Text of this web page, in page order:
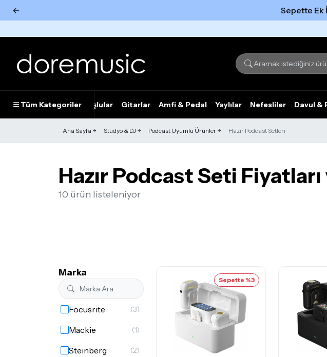
← Sepette Ek
Tüm Kategoriler
Piyanolar Tuşlular Gitarlar Amfi & Pedal Yaylılar Nefesliler Davul &
Ana Sayfa Stüdyo & DJ Podcast Uyumlu Ürünler Hazır Podcast Setleri
Hazır Podcast Seti
10 ürün listeleniyor
Marka
Focusrite (3)
Mackie (1)
Steinberg (2)
Sepette %3
Tümünü Gör Tümünü gör